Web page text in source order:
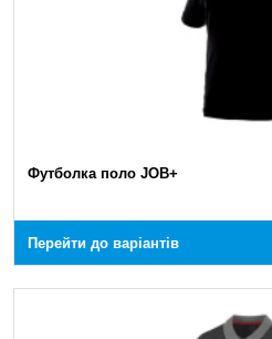
Футболка поло JOB+
Перейти до варіантів